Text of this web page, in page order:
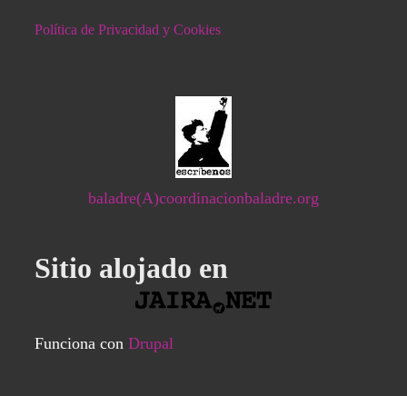
Política de Privacidad y Cookies
baladre(A)coordinacionbaladre.org
Sitio alojado en
Funciona con Drupal